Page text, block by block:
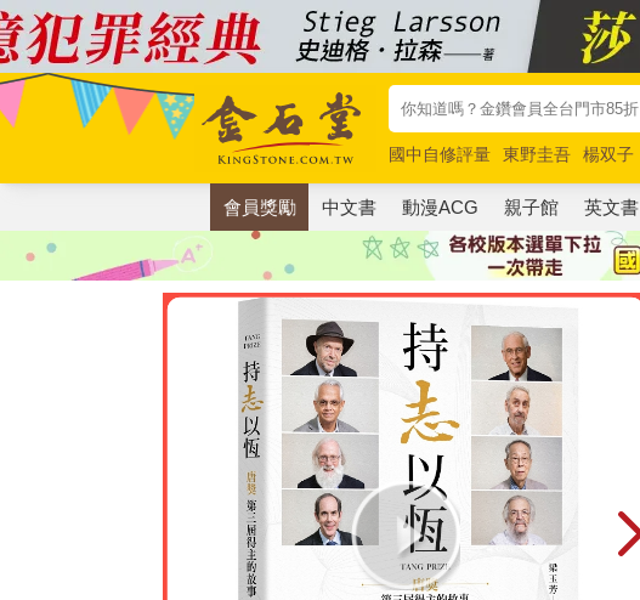
國中自修評量 東野圭吾 楊双子
唯紅花綻放
奧德賽 路邊攤新作
會員獎勵 中文書 動漫ACG 親子館 英文書